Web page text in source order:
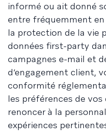
informé ou ait donné
entre fréquemment
la protection de la vie
données first-party
campagnes e-mail et
d’engagement client,
conformité
les préférences de
renoncer à la
expériences